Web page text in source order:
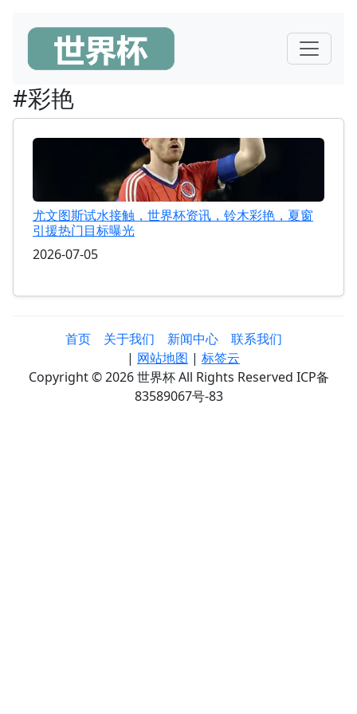
#彩艳
尤文图斯试水接触，世界杯资讯，铃木彩艳，夏窗
引援热门目标曝光
2026-07-05
首页 关于我们 新闻中心
联系我们
| 网站地图 | 标签云
Copyright © 2026 世界杯 All Rights Reserved ICP备
83589067号-83